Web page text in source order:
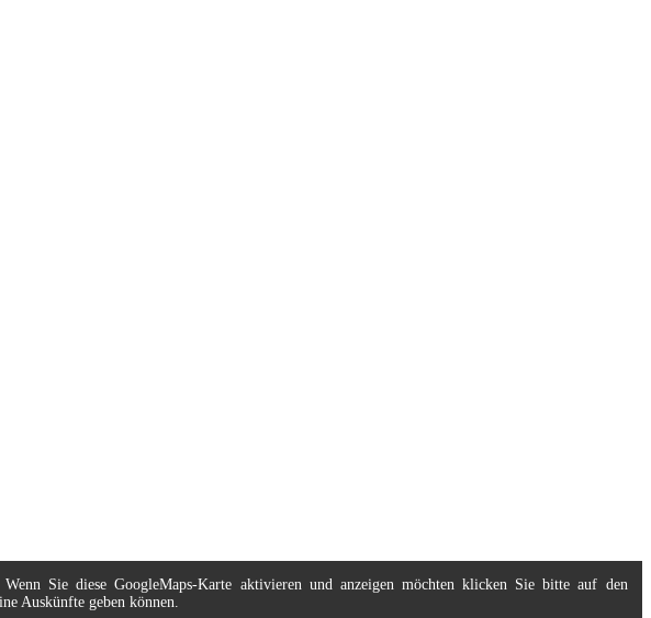
Sie diese GoogleMaps-Karte aktivieren und anzeigen möchten klicken Sie bitte auf den
Auskünfte geben können.